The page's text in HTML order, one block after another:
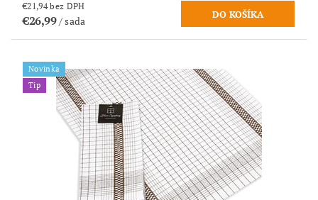
€21,94 bez DPH
€26,99/ sada
Novinka
Tip